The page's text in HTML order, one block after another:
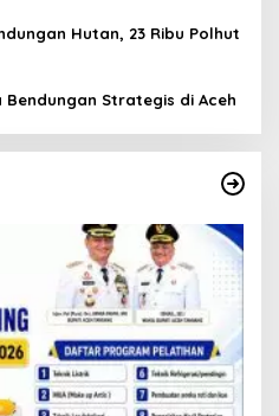
Hutan, 23 Ribu Polhut
Bendungan Strategis di Aceh